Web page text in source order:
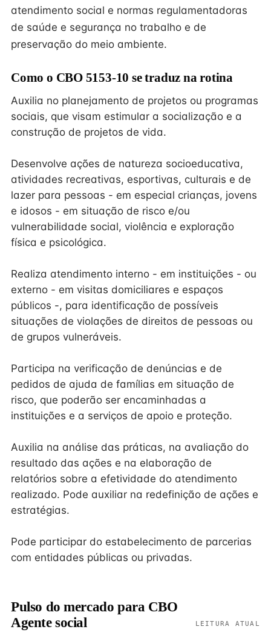
atendimento social e normas regulamentadoras
de saúde e segurança no trabalho e de
preservação do meio ambiente.
Como o CBO 5153-10 se traduz na rotina
Auxilia no planejamento de projetos ou programas
sociais, que visam estimular a socialização e a
construção de projetos de vida.
Desenvolve ações de natureza socioeducativa,
atividades recreativas, esportivas, culturais e de
lazer para pessoas - em especial crianças, jovens
e idosos - em situação de risco e/ou
vulnerabilidade social, violência e exploração
física e psicológica.
Realiza atendimento interno - em instituições - ou
externo - em visitas domiciliares e espaços
públicos -, para identificação de possíveis
situações de violações de direitos de pessoas ou
de grupos vulneráveis.
Participa na verificação de denúncias e de
pedidos de ajuda de famílias em situação de
risco, que poderão ser encaminhadas a
instituições e a serviços de apoio e proteção.
Auxilia na análise das práticas, na avaliação do
resultado das ações e na elaboração de
relatórios sobre a efetividade do atendimento
realizado. Pode auxiliar na redefinição de ações e
estratégias.
Pode participar do estabelecimento de parcerias
com entidades públicas ou privadas.
Pulso do mercado para CBO
Agente social
LEITURA ATUAL